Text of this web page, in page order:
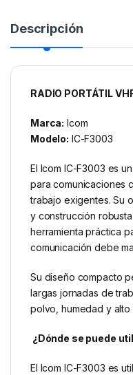
Descripción
RADIO PORTÁTIL
Marca: Icom
Modelo: IC-F3003
El Icom IC-F3003 es
para comunicaciones
trabajo exigentes. Su
y construcción
herramienta práctica
comunicación debe
Su diseño compacto
largas jornadas de
polvo, humedad y alto
¿Dónde se puede
El Icom IC-F3003 es